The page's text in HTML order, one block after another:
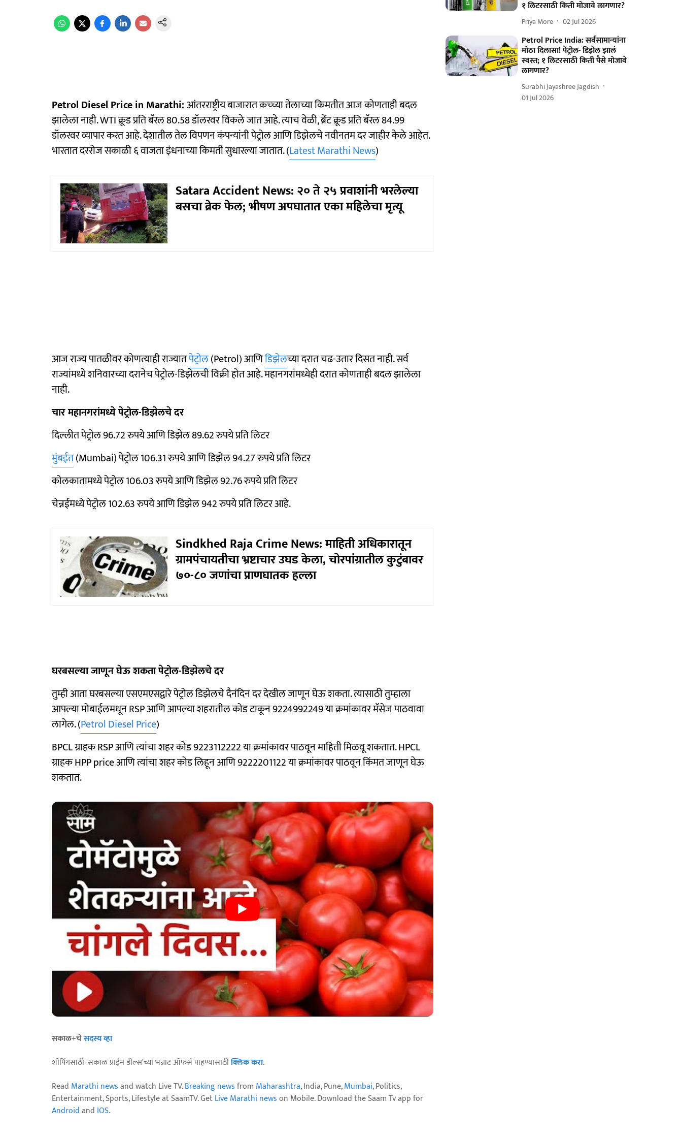
Petrol Diesel Price in Marathi:आंतरराष्ट्रीय बाजारात कच्च्या तेलाच्या किमतीत आज कोणताही बदल
झालेला नाही. WTI क्रूड प्रति बॅरल 80.58 डॉलरवर विकले जात आहे. त्याच वेळी, ब्रेंट क्रूड प्रति बॅरल 84.99
डॉलरवर व्यापार करत आहे. देशातील तेल विपणन कंपन्यांनी पेट्रोल आणि डिझेलचे नवीनतम दर जाहीर केले आहेत.
भारतात दररोज सकाळी ६ वाजता इंधनाच्या किमती सुधारल्या जातात. (Latest Marathi News)
Satara Accident News: २० ते २५ प्रवाशांनी भरलेल्या
बसचा ब्रेक फेल; भीषण अपघातात एका महिलेचा मृत्यू
आज राज्य पातळीवर कोणत्याही राज्यातपेट्रोल(Petrol) आणिडिझेलच्या दरात चढ-उतार दिसत नाही. सर्व
राज्यांमध्ये शनिवारच्या दरानेच पेट्रोल-डिझेलची विक्री होत आहे. महानगरांमध्येही दरात कोणताही बदल झालेला
नाही.
चार महानगरांमध्ये पेट्रोल-डिझेलचे दर
दिल्लीत पेट्रोल 96.72 रुपये आणि डिझेल 89.62 रुपये प्रति लिटर
मुंबईत(Mumbai) पेट्रोल 106.31 रुपये आणि डिझेल 94.27 रुपये प्रति लिटर
कोलकातामध्ये पेट्रोल 106.03 रुपये आणि डिझेल 92.76 रुपये प्रति लिटर
चेन्नईमध्ये पेट्रोल 102.63 रुपये आणि डिझेल 942 रुपये प्रति लिटर आहे.
Sindkhed Raja Crime News: माहिती अधिकारातून
ग्रामपंचायतीचा भ्रष्टाचार उघड केला, चोरपांग्रातील कुटुंबावर
७०-८० जणांचा प्राणघातक हल्ला
घरबसल्या जाणून घेऊ शकता पेट्रोल-डिझेलचे दर
तुम्ही आता घरबसल्या एसएमएसद्वारे पेट्रोल डिझेलचे दैनंदिन दर देखील जाणून घेऊ शकता. त्यासाठी तुम्हाला
आपल्या मोबाईलमधून RSP आणि आपल्या शहरातील कोड टाकून 9224992249 या क्रमांकावर मॅसेज पाठवावा
लागेल. (Petrol Diesel Price)
BPCL ग्राहक RSP आणि त्यांचा शहर कोड 9223112222 या क्रमांकावर पाठवून माहिती मिळवू शकतात. HPCL
ग्राहक HPP price आणि त्यांचा शहर कोड लिहून आणि 9222201122 या क्रमांकावर पाठवून किंमत जाणून घेऊ
शकतात.
सकाळ+चेसदस्य व्हा
शॉपिंगसाठी 'सकाळ प्राईम डील्स'च्या भन्नाट ऑफर्स पाहण्यासाठीक्लिक करा.
Read Marathi newsand watch Live TV.Breaking newsfrom Maharashtra, India, Pune,Mumbai, Politics,
Entertainment, Sports, Lifestyle at SaamTV. GetLive Marathi newson Mobile. Download the Saam Tv app for
Androidand IOS.
१ लिटरसाठी किती मोजावे लागणार?
Priya More 02 Jul 2026
Petrol Price India: सर्वसामान्यांना
मोठा दिलासा! पेट्रोल- डिझेल झालं
स्वस्त; १ लिटरसाठी किती पैसे मोजावे
लागणार?
Surabhi Jayashree Jagdish
01 Jul 2026